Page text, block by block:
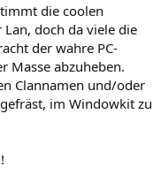
die coolen
doch da viele die
der wahre PC-
Masse abzuheben.
Clannamen und/oder
im Windowkit zu